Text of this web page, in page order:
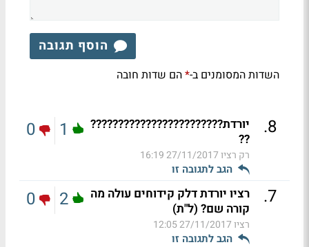
הוסף תגובה
השדות המסומנים ב-*הם שדות חובה
8
.
יורדת????????????????????????
??
רק רציו27/11/2017 16:19
הגב לתגובה זו
1
0
7
.
רציו יורדת דלק קידוחים עולה מה
קורה שם? (ל"ת)
רציו27/11/2017 12:05
הגב לתגובה זו
2
0